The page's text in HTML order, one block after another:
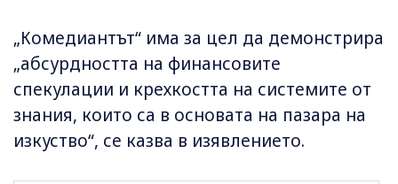
„Комедиантът“ има за цел да демонстрира
„абсурдността на финансовите
спекулации и крехкостта на системите от
знания, които са в основата на пазара на
изкуство“, се казва в изявлението.